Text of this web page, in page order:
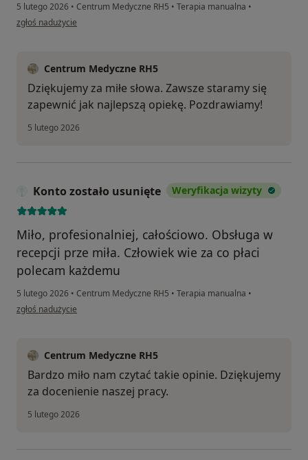
5 lutego 2026 • Centrum Medyczne RH5 • Terapia manualna •
w opinii użytkownika MB
zgłoś nadużycie
Centrum Medyczne RH5
Dziękujemy za miłe słowa. Zawsze staramy się
zapewnić jak najlepszą opiekę. Pozdrawiamy!
5 lutego 2026
Konto zostało usunięte Weryfikacja wizyty
Miło, profesionalniej, całościowo. Obsługa w
recepcji prze miła. Człowiek wie za co płaci
polecam każdemu
5 lutego 2026 • Centrum Medyczne RH5 • Terapia manualna •
w opinii użytkownika Konto zostało usunięte
zgłoś nadużycie
Centrum Medyczne RH5
Bardzo miło nam czytać takie opinie. Dziękujemy
za docenienie naszej pracy.
5 lutego 2026